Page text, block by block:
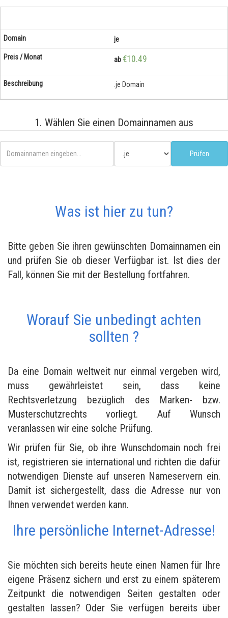
je
ab€10.49
.je Domain
1. Wählen Sie einen Domainnamen aus
Was ist hier zu tun?
Bitte geben Sie ihren gewünschten Domainnamen ein
und prüfen Sie ob dieser Verfügbar ist. Ist dies der
Fall, können Sie mit der Bestellung fortfahren.
Worauf Sie unbedingt achten
sollten ?
Da eine Domain weltweit nur einmal vergeben wird,
muss gewährleistet sein, dass keine
Rechtsverletzung bezüglich des Marken- bzw.
Musterschutzrechts vorliegt. Auf Wunsch
veranlassen wir eine solche Prüfung.
Wir prüfen für Sie, ob ihre Wunschdomain noch frei
ist, registrieren sie international und richten die dafür
notwendigen Dienste auf unseren Nameservern ein.
Damit ist sichergestellt, dass die Adresse nur von
Ihnen verwendet werden kann.
Ihre persönliche Internet-Adresse!
Sie möchten sich bereits heute einen Namen für Ihre
eigene Präsenz sichern und erst zu einem späterem
Zeitpunkt die notwendigen Seiten gestalten oder
gestalten lassen? Oder Sie verfügen bereits über